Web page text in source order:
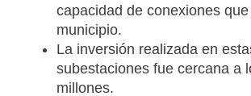
capacidad de conexiones que
municipio.
La inversión realizada en
subestaciones fue cercana a
millones.